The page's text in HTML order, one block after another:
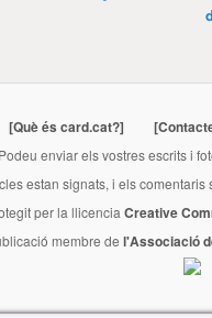
[Què és card.cat?]
Podeu enviar els vostres escrits i
estan signats, i els
per la llicencia Creative
membre de l'Associació